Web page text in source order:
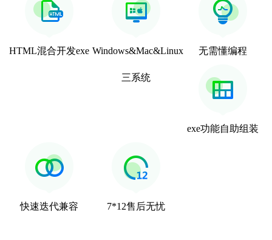
HTML混合开发exe Windows&Mac&Linux
三系统
无需懂编程
exe功能自助组装
快速迭代兼容 7*12售后无忧